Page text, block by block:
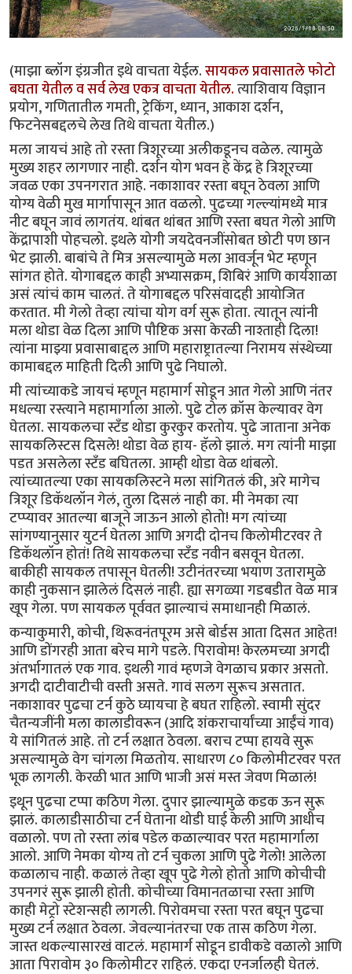
(माझा ब्लॉग इंग्रजीत इथे वाचता येईल.सायकल प्रवासातले फोटो
बघता येतील‌ व सर्व लेख एकत्र वाचता येतील.त्याशिवाय विज्ञान
प्रयोग, गणितातील गमती, ट्रेकिंग, ध्यान, आकाश दर्शन,
फिटनेसबद्दलचे लेख तिथे वाचता येतील.)
मला जायचं आहे तो रस्ता त्रिशूरच्या अलीकडूनच वळेल. त्यामुळे
मुख्य शहर लागणार नाही. दर्शन योग भवन हे केंद्र हे त्रिशूरच्या
जवळ एका उपनगरात आहे. नकाशावर रस्ता बघून ठेवला आणि
योग्य वेळी मुख मार्गापासून आत वळलो. पुढच्या गल्ल्यांमध्ये मात्र
नीट बघून जावं लागतंय. थांबत थांबत आणि रस्ता बघत गेलो आणि
केंद्रापाशी पोहचलो. इथले योगी जयदेवनजींसोबत छोटी पण छान
भेट झाली. बाबांचे ते मित्र असल्यामुळे मला आवर्जून भेट म्हणून
सांगत होते. योगाबद्दल काही‌ अभ्यासक्रम, शिबिरं आणि कार्यशाळा
असं त्यांचं काम चालतं. ते योगाबद्दल परिसंवादही आयोजित
करतात. मी गेलो तेव्हा त्यांचा योग वर्ग सुरू होता. त्यातून त्यांनी
मला थोडा वेळ दिला आणि पौष्टिक असा केरळी नाश्ताही‌ दिला!
त्यांना माझ्या प्रवासाबाद्दल आणि महाराष्ट्रातल्या निरामय संस्थेच्या
कामाबद्दल माहिती दिली आणि पुढे निघालो.
मी त्यांच्याकडे जायचं म्हणून महामार्ग सोडून आत गेलो आणि नंतर
मधल्या रस्त्याने महामार्गाला आलो. पुढे टोल क्रॉस केल्यावर वेग
घेतला. सायकलचा स्टँड थोडा कुरकुर करतोय. पुढे जाताना अनेक
सायकलिस्टस दिसले! थोडा वेळ हाय- हॅलो झालं. मग त्यांनी माझा
पडत असलेला स्टँड बघितला. आम्ही थोडा वेळ थांबलो.
त्यांच्यातल्या एका सायकलिस्टने मला सांगितलं की, अरे मागेच
त्रिशूर डिकॅथलॉन गेलं, तुला दिसलं नाही का. मी नेमका त्या
टप्प्यावर आतल्या बाजूने जाऊन आलो होतो! मग त्यांच्या
सांगण्यानुसार युटर्न घेतला आणि अगदी दोनच किलोमीटरवर ते
डिकॅथलॉन होतं! तिथे सायकलचा स्टँड नवीन बसवून घेतला.
बाकीही सायकल तपासून घेतली! उटीनंतरच्या भयाण उतारामुळे
काही नुकसान झालेलं दिसलं नाही. ह्या सगळ्या गडबडीत वेळ मात्र
खूप गेला. पण सायकल पूर्ववत झाल्याचं समाधानही मिळालं.
कन्याकुमारी, कोची, थिरूवनंतपूरम असे बोर्डस आता दिसत आहेत!
आणि डोंगरही आता बरेच मागे पडले. पिरावोम! केरलमच्या अगदी
अंतर्भागातलं एक गाव. इथली गावं म्हणजे वेगळाच प्रकार असतो.
अगदी दाटीवाटीची वस्ती असते. गावं सलग सुरूच असतात.
नकाशावर पुढचा टर्न कुठे घ्यायचा हे बघत राहिलो. स्वामी सुंदर
चैतन्यजींनी मला कालाडीवरून (आदि शंकराचार्यांच्या आईंचं गाव)
ये सांगितलं आहे. तो टर्न लक्षात ठेवला. बराच टप्पा हायवे सुरू
असल्यामुळे वेग चांगला मिळतोय. साधारण ८० किलोमीटरवर परत
भूक लागली. केरळी भात आणि भाजी असं मस्त जेवण मिळालं!
इथून पुढचा टप्पा कठिण गेला. दुपार झाल्यामुळे कडक ऊन सुरू
झालं. कालाडीसाठीचा टर्न घेताना थोडी घाई केली आणि आधीच
वळालो. पण तो रस्ता लांब पडेल कळाल्यावर परत महामार्गाला
आलो. आणि नेमका योग्य तो टर्न चुकला आणि पुढे गेलो! आलेला
कळालाच नाही. कळालं तेव्हा खूप पुढे गेलो होतो आणि कोचीची
उपनगरं सुरू झाली होती. कोचीच्या विमानतळाचा रस्ता आणि
काही मेट्रो स्टेशन्सही लागली. पिरोवमचा रस्ता परत बघून पुढचा
मुख्य टर्न लक्षात ठेवला. जेवल्यानंतरचा एक तास कठिण गेला.
जास्त थकल्यासारखं वाटलं. महामार्ग सोडून डावीकडे वळालो आणि
आता पिरावोम ३० किलोमीटर राहिलं. एकदा एनर्जालही घेतलं.